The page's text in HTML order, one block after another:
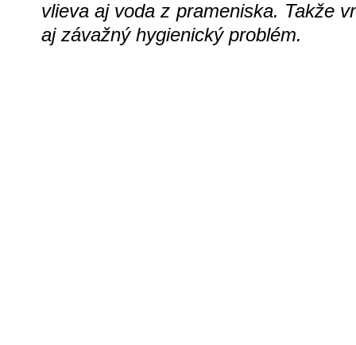
vlieva aj voda z prameniska. Takže
aj závažný hygienický problém.